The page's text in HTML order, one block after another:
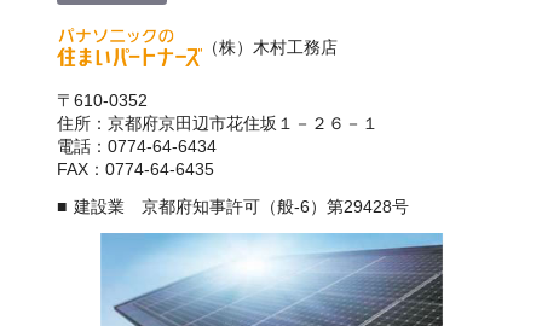
（株）木村工務店
〒610-0352
住所：京都府京田辺市花住坂１－２６－１
電話：0774-64-6434
FAX：0774-64-6435
建設業 京都府知事許可（般-6）第29428号